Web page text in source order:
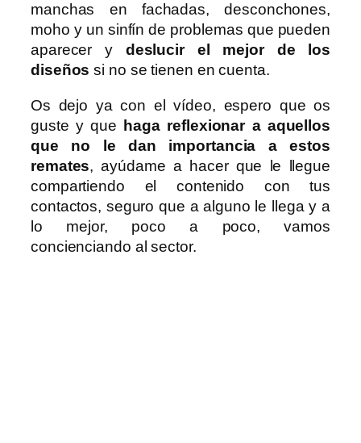
manchas en fachadas, desconchones,
moho y un sinfín de problemas que pueden
aparecer y deslucir el mejor de los
diseños si no se tienen en cuenta.
Os dejo ya con el vídeo, espero que os
guste y que haga reflexionar a aquellos
que no le dan importancia a estos
remates, ayúdame a hacer que le llegue
compartiendo el contenido con tus
contactos, seguro que a alguno le llega y a
lo mejor, poco a poco, vamos
concienciando al sector.